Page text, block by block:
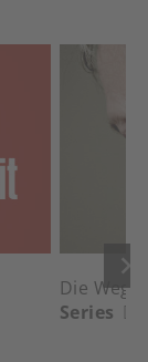
keyboard_arrow_right
Die
Series